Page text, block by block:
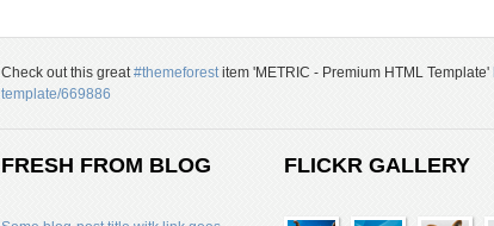
Check out this great#themeforestitem 'METRIC - Premium HTML Template'
template/669886
FRESH FROM BLOG FLICKR GALLERY